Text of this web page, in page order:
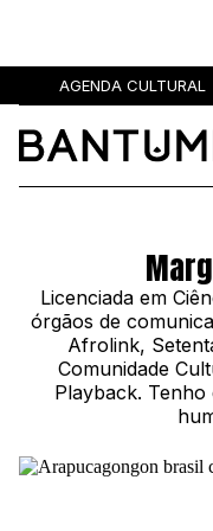
AGENDA CULTURAL
SOCIEDADE
CULTURA
GRL PWR
ENTREVISTAS
PODCAST
Licenciada em
órgãos de
Afrolink,
Comunidade
Playback.